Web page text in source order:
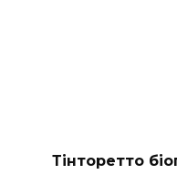
Тінторетто